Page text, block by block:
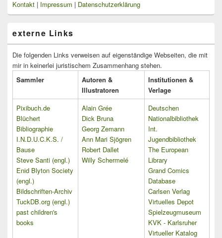
Kontakt | Impressum | Datenschutzerklärung
externe Links
Die folgenden Links verweisen auf eigenständige Webseiten, die mit
mir in keinerlei juristischem Zusammenhang stehen.
Sammler
Autoren &
Illustratoren
Institutionen &
Verlage
Pixibuch.de
Blüchert
Bibliographie
I.N.D.U.C.K.S. /
Bause
Steve Santi (engl.)
Enid Blyton Society
(engl.)
Bildschriften-Archiv
TuckDB.org (engl.)
past children's
books
Alain Grée
Dick Bruna
Georg Zemann
Ann Mari Sjögren
Robert Dallet
Willy Schermelé
Deutschen
Nationalbibliothek
Int.
Jugendbibliothek
The European
Library
Grand Comics
Database
Carlsen Verlag
Virtuelles Depot
Spielzeugmuseum
KVK - Karlsruher
Virtueller Katalog